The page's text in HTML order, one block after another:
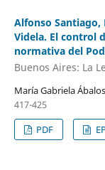
Alfonso Santiago,
Videla. El control
normativa del
Buenos Aires: La
María Gabriela Ábalos
417-425
PDF